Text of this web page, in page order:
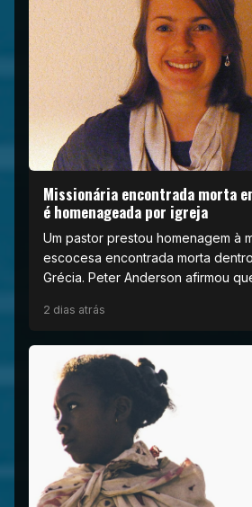
Missionária encontrada morta
é homenageada por igreja
Um pastor prestou homenagem à
escocesa encontrada morta
Grécia. Peter Anderson afirmou
2 dias atrás